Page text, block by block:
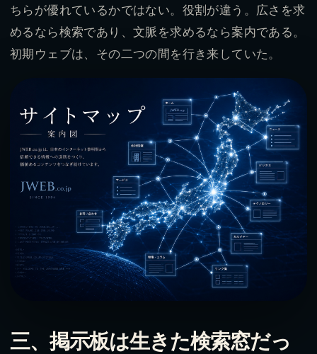
ちらが優れているかではない。役割が違う。広さを求
めるなら検索であり、文脈を求めるなら案内である。
初期ウェブは、その二つの間を行き来していた。
三、掲示板は生きた検索窓だっ